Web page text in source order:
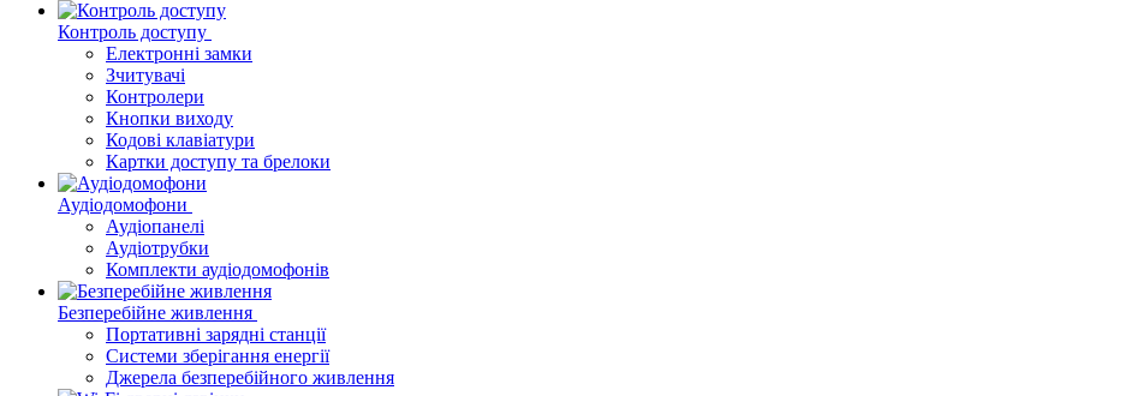
Контроль доступу
Електронні замки
Зчитувачі
Контролери
Кнопки виходу
Кодові клавіатури
Картки доступу та брелоки
Аудіодомофони
Аудіопанелі
Аудіотрубки
Комплекти аудіодомофонів
Безперебійне живлення
Портативні зарядні станції
Системи зберігання енергії
Джерела безперебійного живлення